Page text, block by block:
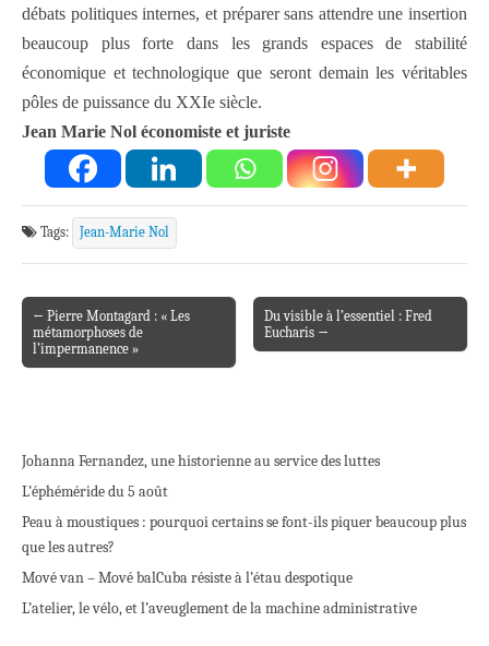
débats politiques internes, et préparer sans attendre une insertion
beaucoup plus forte dans les grands espaces de stabilité
économique et technologique que seront demain les véritables
pôles de puissance du XXIe siècle.
Jean Marie Nol économiste et juriste
Tags: Jean-Marie Nol
Post navigation
← Pierre Montagard : « Les
métamorphoses de
l’impermanence »
Du visible à l’essentiel : Fred
Eucharis →
Johanna Fernandez, une historienne au service des luttes
L’éphéméride du 5 août
Peau à moustiques : pourquoi certains se font-ils piquer beaucoup plus
que les autres?
Mové van – Mové balCuba résiste à l’étau despotique
L’atelier, le vélo, et l’aveuglement de la machine administrative